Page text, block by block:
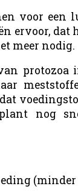
voor een
ervoor,
meer nodig.
nog